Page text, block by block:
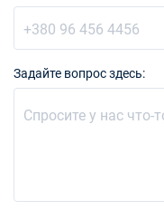
Задайте вопрос здесь: